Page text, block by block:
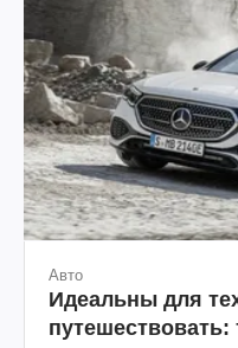
Авто
Идеальны для